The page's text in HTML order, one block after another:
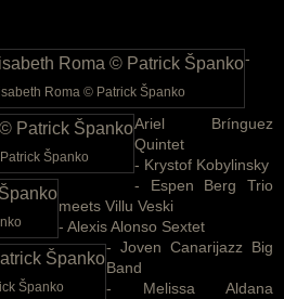
Roma © Patrick Španko
Španko
Španko
-
Ariel Brínguez
Quintet
- Krystof Kobylinsky
- Espen Berg Trio
meets Villu Veski
- Alexis Alonso Sextet
- Joven Canarijazz Big
Band
- Melissa Aldana